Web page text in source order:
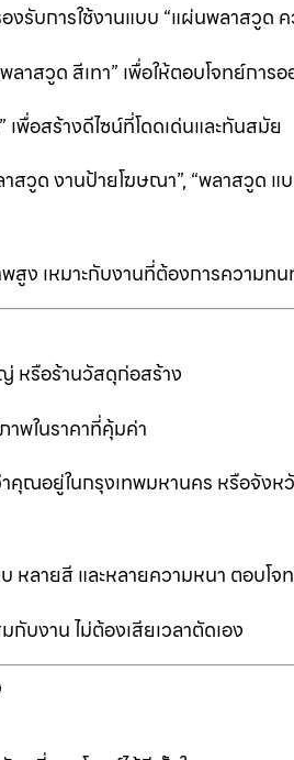
รับการใช้งานแบบ “แผ่นพลาสวูด
ลาสวูด สีเทา” เพื่อให้ตอบโจทย์กา
พื่อสร้างดีไซน์ที่โดดเด่นและทันสมัย
าสวูด งานป้ายโฆษณา”, “พลาสวูด
สูง เหมาะกับงานที่ต้องการความท
หรือร้านวัสดุก่อสร้าง
พในราคาที่คุ้มค่า
ณอยู่ในกรุงเทพมหานคร หรือจังห
ลายสี และหลายความหนา ตอบโจ
บงาน ไม่ต้องเสียเวลาตัดเอง